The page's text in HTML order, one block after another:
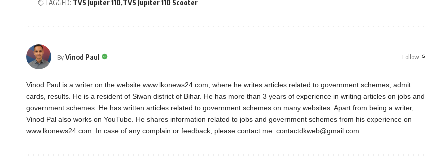
TAGGED: TVS Jupiter 110 TVS Jupiter 110 Scooter
ByVinod Paul Follow:
Vinod Paul is a writer on the website www.lkonews24.com, where he writes articles related to government schemes, admit
cards, results. He is a resident of Siwan district of Bihar. He has more than 3 years of experience in writing articles on jobs and
government schemes. He has written articles related to government schemes on many websites. Apart from being a writer,
Vinod Pal also works on YouTube. He shares information related to jobs and government schemes from his experience on
www.lkonews24.com. In case of any complain or feedback, please contact me: contactdkweb@gmail.com